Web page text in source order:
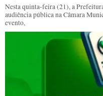
Nesta quinta-feira (21), a
audiência pública na Câmara
evento,